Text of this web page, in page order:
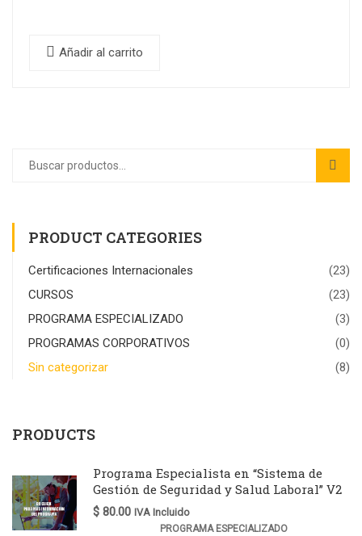
Añadir al carrito
PRODUCT CATEGORIES
Certificaciones Internacionales
(23)
CURSOS
(23)
PROGRAMA ESPECIALIZADO
(3)
PROGRAMAS CORPORATIVOS
(0)
Sin categorizar
(8)
PRODUCTS
Programa Especialista en “Sistema de
Gestión de Seguridad y Salud Laboral” V2
$ 80.00 IVA Incluido
PROGRAMA ESPECIALIZADO